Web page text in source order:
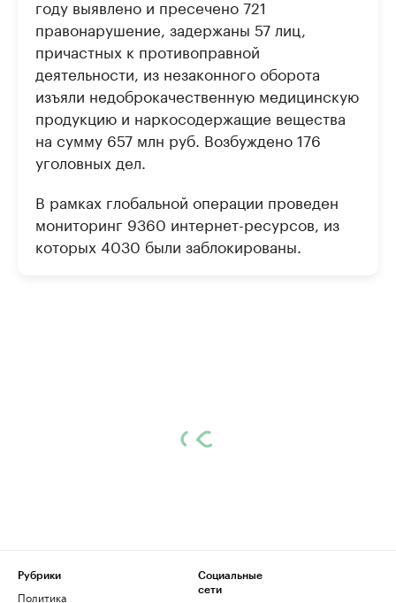
году выявлено и пресечено 721
правонарушение, задержаны 57 лиц,
причастных к противоправной
деятельности, из незаконного оборота
изъяли недоброкачественную медицинскую
продукцию и наркосодержащие вещества
на сумму 657 млн руб. Возбуждено 176
уголовных дел.
В рамках глобальной операции проведен
мониторинг 9360 интернет-ресурсов, из
которых 4030 были заблокированы.
Рубрики
Политика
Социальные
сети